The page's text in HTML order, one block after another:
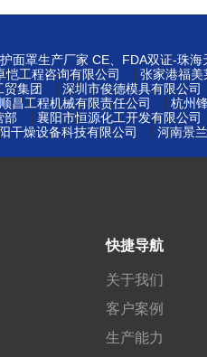
面罩生产厂家 CE、FDA双证-珠海
恺工程咨询有限公司 张家港福美
贸集团 深圳市俊德模具有限公司
昌工程机械有限责任公司 杭州
部 襄阳市恒源化工开发有限公司
干燥设备科技有限公司
河南景
快捷导航
关于我们
客户案例
生产能力